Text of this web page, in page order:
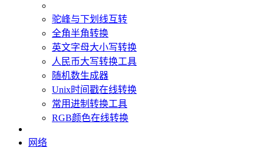
驼峰与下划线互转
全角半角转换
英文字母大小写转换
人民币大写转换工具
随机数生成器
Unix时间戳在线转换
常用进制转换工具
RGB颜色在线转换
网络